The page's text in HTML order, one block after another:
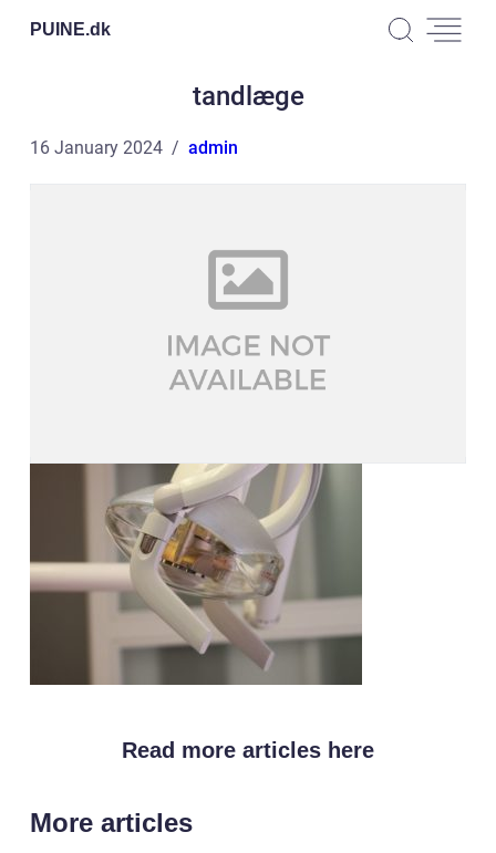
PUINE.dk
tandlæge
16 January 2024 admin
Read more articles here
More articles